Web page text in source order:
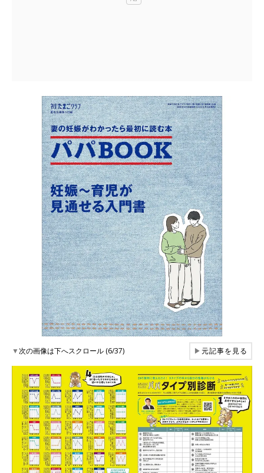
▼次の画像は下へスクロール (6/37) ▶元記事を見る